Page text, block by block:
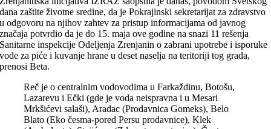
dana zaštite životne sredine, da je Pokrajinski sekretarijat za zdravstvo
u odgovoru na njihov zahtev za pristup informacijama od javnog
značaja potvrdio da je do 15. maja ove godine na snazi 11 rešenja
Sanitarne inspekcije Odeljenja Zrenjanin o zabrani upotrebe i isporuke
vode za piće i kuvanje hrane u deset naselja na teritoriji tog grada,
prenosi Beta.
Reč je o centralnim vodovodima u Farkaždinu, Botošu,
Lazarevu i Ečki (gde je voda neispravna i u Mesari
Mrkšićevi salaši), Aradac (Prodavnica Gomeks), Belo
Blato (Eko česma-pored Persu prodavnice), Klek